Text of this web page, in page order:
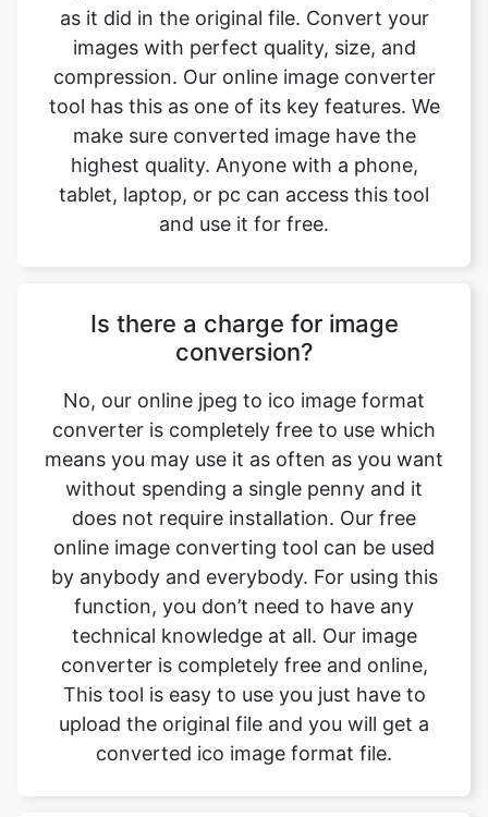
tool has this as one of its key features. We
make sure converted image have the
highest quality. Anyone with a phone,
tablet, laptop, or pc can access this tool
and use it for free.
Is there a charge for image
converter is completely free to use which
means you may use it as often as you want
without spending a single penny and it
does not require installation. Our free
online image converting tool can be used
by anybody and everybody. For using this
function, you don’t need to have any
technical knowledge at all. Our image
converter is completely free and online,
This tool is easy to use you just have to
upload the original file and you will get a
converted ico image format file.
Can this tool be used on any